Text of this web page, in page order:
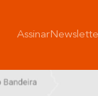
Assinar